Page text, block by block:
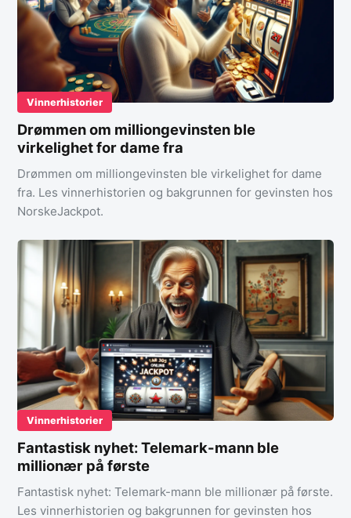
Vinnerhistorier
Drømmen om milliongevinsten ble
virkelighet for dame fra
Drømmen om milliongevinsten ble virkelighet for dame
fra. Les vinnerhistorien og bakgrunnen for gevinsten hos
NorskeJackpot.
Vinnerhistorier
Fantastisk nyhet: Telemark-mann ble
millionær på første
Fantastisk nyhet: Telemark-mann ble millionær på første.
Les vinnerhistorien og bakgrunnen for gevinsten hos